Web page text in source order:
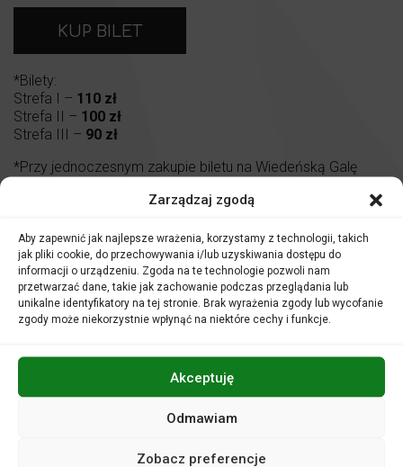
Zarządzaj zgodą
Aby zapewnić jak najlepsze wrażenia, korzystamy z technologii, takich
jak pliki cookie, do przechowywania i/lub uzyskiwania dostępu do
informacji o urządzeniu. Zgoda na te technologie pozwoli nam
przetwarzać dane, takie jak zachowanie podczas przeglądania lub
unikalne identyfikatory na tej stronie. Brak wyrażenia zgody lub wycofanie
zgody może niekorzystnie wpłynąć na niektóre cechy i funkcje.
Akceptuję
Odmawiam
Zobacz preferencje
KUP BILET
*Bilety:
Strefa I – 110 zł
Strefa II – 100 zł
Strefa III – 90 zł
*Przy jednoczesnym zakupie biletu na Wiedeńską Galę
Filmowej, łączna cena za oba bilety wynosi
Orkiestra Filharmonii Opolskiej
Przemysław Neumann– dyrygent
Andrzej Poniedzielski– prowadzenie koncertu
tanecznej muzyki orkiestrowej narodził się w Wiedniu. Do
dziś w koncertach Filharmoników Wiedeńskich w
SaliMusikverein uczestniczy rokrocznie wielomilionowa
publiczność: sama sala (w której Orkiestra Filharmonii
2010) mieści około dwóch tysięcy słuchaczy, ale